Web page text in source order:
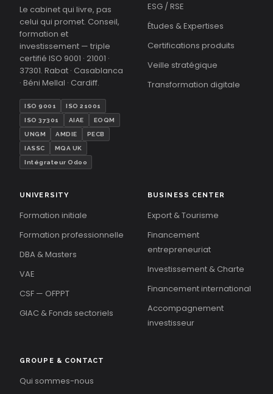
Le cabinet qui livre, pas
celui qui promet. Conseil,
formation et
investissement — triple
certifié ISO 9001 · 21001 ·
37301. Rabat · Casablanca
· Béni Mellal · Cardiff.
ISO 9001 ISO 21001
ISO 37301 AIAE EOQM
UNGM AMDIE PECB
IASSC MQA UK
Intégrateur Odoo
ESG / RSE
Études & Expertises
Certifications produits
Veille stratégique
Transformation digitale
UNIVERSITY
Formation initiale
Formation professionnelle
DBA & Masters
VAE
CSF — OFPPT
GIAC & Fonds sectoriels
BUSINESS CENTER
Export & Tourisme
Financement
entrepreneuriat
Investissement & Charte
Financement international
Accompagnement
investisseur
GROUPE & CONTACT
Qui sommes-nous